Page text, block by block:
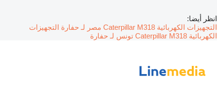
انظر أيضا:
التجهيزات الكهربائية Caterpillar M318 مصر لـ حفارة
التجهيزات
الكهربائية Caterpillar M318 تونس لـ حفارة